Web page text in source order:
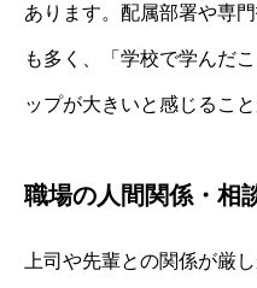
あります。配属部署や専
も多く、「学校で学んだ
ップが大きいと感じるこ
職場の人間関係・相
上司や先輩との関係が厳